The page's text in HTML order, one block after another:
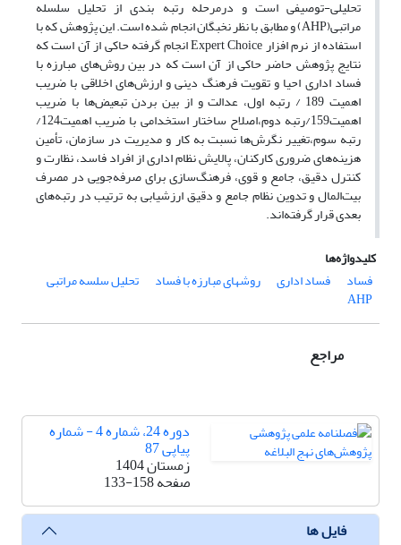
تحلیلی-توصیفی است و درمرحله رتبه بندی از تحلیل سلسله
مراتبی(AHP) و مطابق با نظر نخبگان انجام شده‌ است. این پژوهش که با
استفاده از نرم افزار Expert Choice انجام گرفته حاکی از آن است که
نتایج پژوهش حاضر حاکی از آن است که در بین روش‌های مبارزه با
فساد اداری احیا و تقویت فرهنگ دینى و ارزش‌هاى اخلاقى با ضریب
اهمیت 189 / رتبه اول، عدالت و از بین بردن تبعیض‌ها با ضریب
اهمیت159/رتبه دوم،اصلاح ساختار استخدامى با ضریب اهمیت124/
رتبه سوم،تغییر نگرش‌ها نسبت به کار و مدیریت در سازمان، تأمین
هزینه‌هاى ضرورى کارکنان، پالایش نظام ادارى از افراد فاسد، نظارت و
کنترل دقیق، جامع و قوى، فرهنگ‌سازى براى صرفه‌جویى در مصرف
بیت‌المال و تدوین نظام جامع و دقیق ارزشیابى به ترتیب در رتبه‌های
بعدی قرار گرفته‌اند.
کلیدواژه‌ها
فساد
فساد اداری روش‎های مبارزه با فساد تحلیل سلسه مراتبی
AHP
مراجع
دوره 24، شماره 4 - شماره
پیاپی 87
زمستان 1404
صفحه133-158
فایل ها